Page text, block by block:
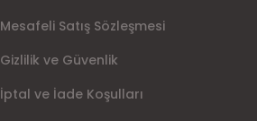
Mesafeli Satış Sözleşmesi
Gizlilik ve Güvenlik
İptal ve İade Koşulları